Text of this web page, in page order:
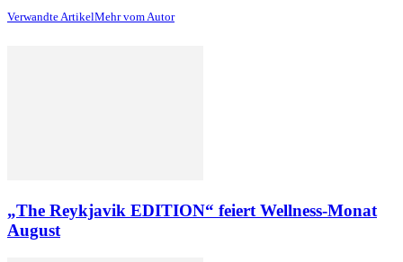
Verwandte ArtikelMehr vom Autor
„The Reykjavik EDITION“ feiert Wellness-Monat
August